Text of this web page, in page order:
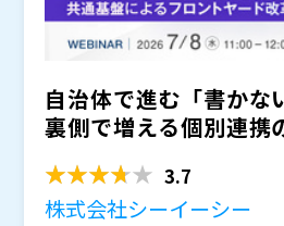
自治体で進む「書かな
裏側で増える個別連携
3.7
株式会社シーイーシー